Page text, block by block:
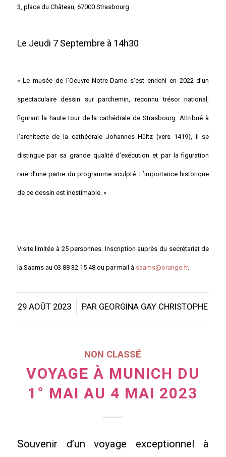
3, place du Château, 67000 Strasbourg
Le Jeudi 7 Septembre à 14h30
« Le musée de l’Oeuvre Notre-Dame s’est enrichi en 2022 d’un
spectaculaire dessin sur parchemin, reconnu trésor national,
figurant la haute tour de la cathédrale de Strasbourg. Attribué à
l’architecte de la cathédrale Johannes Hültz (vers 1419), il se
distingue par sa grande qualité d’exécution et par la figuration
rare d’une partie du programme sculpté. L’importance historique
de ce dessin est inestimable. »
Visite limitée à 25 personnes. Inscription auprès du secrétariat de
la Saams au 03 88 32 15 48 ou par mail à saams@orange.fr.
29 AOÛT 2023
/ PAR GEORGINA GAY CHRISTOPHE
NON CLASSÉ
VOYAGE À MUNICH DU
1° MAI AU 4 MAI 2023
Souvenir d’un voyage exceptionnel à